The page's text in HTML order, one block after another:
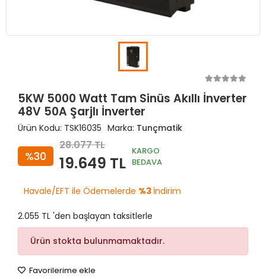
5KW 5000 Watt Tam Sinüs Akıllı İnverter
48V 50A Şarjlı İnverter
Ürün Kodu: TSK16035 Marka: Tunçmatik
%30
28.077 TL
19.649 TL
KARGO
BEDAVA
Havale/EFT ile Ödemelerde %3 İndirim
2.055 TL 'den başlayan taksitlerle
Ürün stokta bulunmamaktadır.
Favorilerime ekle